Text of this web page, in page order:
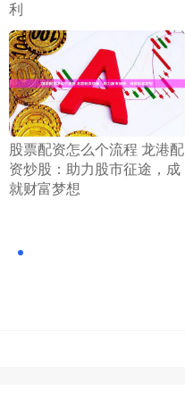
利
​股票配资怎么个流程 龙港配
资炒股：助力股市征途，成
就财富梦想